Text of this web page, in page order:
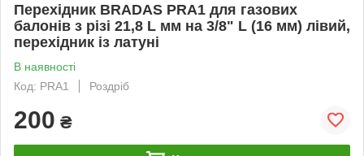
Перехідник BRADAS PRA1 для газових
балонів з різі 21,8 L мм на 3/8" L (16 мм) лівий,
перехідник із латуні
В наявності
Код: PRA1
Роздріб
200 ₴